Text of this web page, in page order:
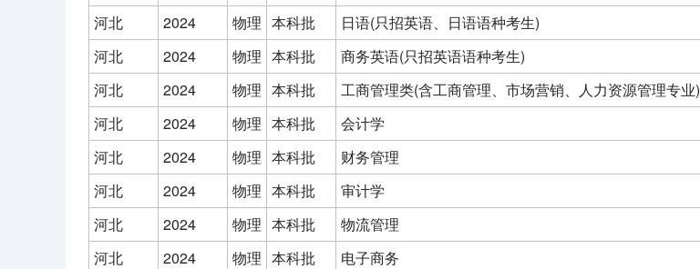
河北
2024 物理 本科批 日语(只招英语、日语语种考生)
河北
2024 物理 本科批 商务英语(只招英语语种考生)
河北
2024 物理 本科批 工商管理类(含工商管理、市场营销、人力资源管理专业)
河北
2024 物理 本科批 会计学
河北
2024 物理 本科批 财务管理
河北
2024 物理 本科批 审计学
河北
2024 物理 本科批 物流管理
河北
2024 物理 本科批 电子商务